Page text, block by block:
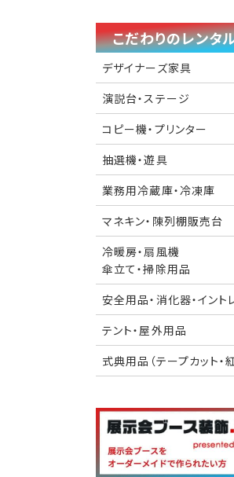
こだわりのレンタ
デザイナーズ家具
演説台・ステージ
コピー機・プリンター
抽選機・遊具
業務用冷蔵庫・冷凍庫
マネキン・陳列棚販売台
冷暖房・扇風機
傘立て・掃除用品
安全用品・消化器・イント
テント・屋外用品
式典用品（テープカット・